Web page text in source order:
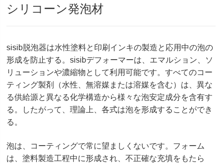
シリコーン発泡材
sisib脱泡器は水性塗料と印刷インキの製造と応用中の泡の
形成を防止する。sisibデフォーマーは、エマルション、ソ
リューションや濃縮物として利用可能です。すべてのコー
ティング製剤（水性、無溶媒または溶媒を含む）は、異な
る供給源と異なる化学構造から様々な泡安定成分を含有す
る。したがって、理論上、各式は泡を形成することができ
る。
泡は、コーティングで常に望ましくないです。フォーム
は、塗料製造工程中に形成され、不正確な充填をもたら